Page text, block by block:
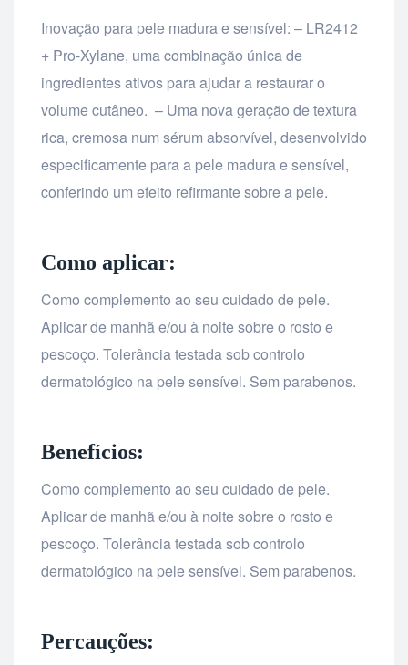
Inovação para pele madura e sensível: – LR2412
+ Pro-Xylane, uma combinação única de
ingredientes ativos para ajudar a restaurar o
volume cutâneo. – Uma nova geração de textura
rica, cremosa num sérum absorvível, desenvolvido
especificamente para a pele madura e sensível,
conferindo um efeito refirmante sobre a pele.
Como aplicar:
Como complemento ao seu cuidado de pele.
Aplicar de manhã e/ou à noite sobre o rosto e
pescoço. Tolerância testada sob controlo
dermatológico na pele sensível. Sem parabenos.
Benefícios:
Como complemento ao seu cuidado de pele.
Aplicar de manhã e/ou à noite sobre o rosto e
pescoço. Tolerância testada sob controlo
dermatológico na pele sensível. Sem parabenos.
Percauções: